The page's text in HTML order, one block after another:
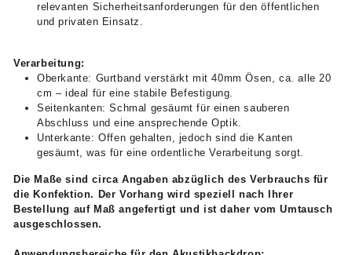
relevanten Sicherheitsanforderungen für den öffentlichen
und privaten Einsatz.
Verarbeitung:
Oberkante: Gurtband verstärkt mit 40mm Ösen, ca. alle 20
cm – ideal für eine stabile Befestigung.
Seitenkanten: Schmal gesäumt für einen sauberen
Abschluss und eine ansprechende Optik.
Unterkante: Offen gehalten, jedoch sind die Kanten
gesäumt, was für eine ordentliche Verarbeitung sorgt.
Die Maße sind circa Angaben abzüglich des Verbrauchs für
die Konfektion. Der Vorhang wird speziell nach Ihrer
Bestellung auf Maß angefertigt und ist daher vom Umtausch
ausgeschlossen.